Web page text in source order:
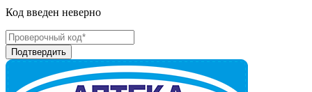
Код введен неверно